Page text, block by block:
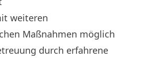
weiteren
Maßnahmen möglich
durch erfahrene